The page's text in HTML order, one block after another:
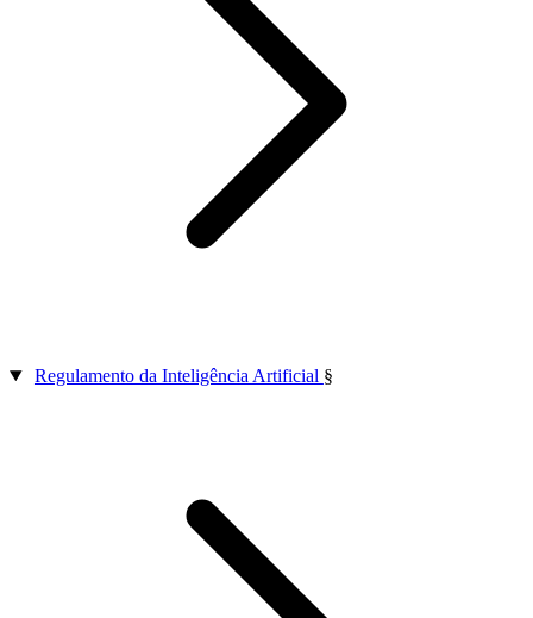
Regulamento da Inteligência Artificial §